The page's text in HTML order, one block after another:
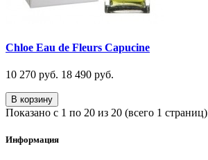
Chloe Eau de Fleurs Capucine
10 270 руб. 18 490 руб.
В корзину
Показано с 1 по 20 из 20 (всего 1 страниц)
Информация